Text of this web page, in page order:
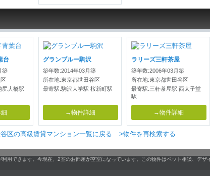
台
築
尻大橋駅
グランブルー駒沢
築年数:2014年03月築
所在地:東京都世田谷区
最寄駅:駒沢大学駅 桜新町駅
→物件詳細
ラリーズ三軒茶屋
築年数:2006年03月築
所在地:東京都世田谷区
最寄駅:三軒茶屋駅 西太子堂
駅
→物件詳細
区の高級賃貸マンション一覧に戻る >物件を再検索する
用できます。今現在、2室のお部屋が空室になっています。この物件はペット相談、デ